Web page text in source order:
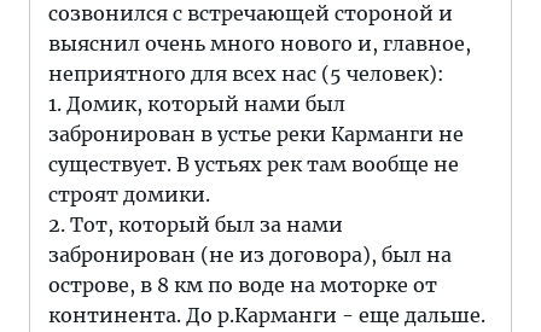
созвонился с встречающей стороной и
выяснил очень много нового и, главное,
неприятного для всех нас (5 человек):
1. Домик, который нами был
забронирован в устье реки Карманги не
существует. В устьях рек там вообще не
строят домики.
2. Тот, который был за нами
забронирован (не из договора), был на
острове, в 8 км по воде на моторке от
континента. До р.Карманги - еще дальше.